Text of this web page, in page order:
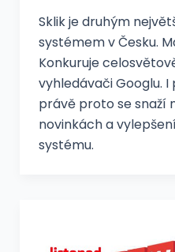
Sklik je druhým
systémem v Česku.
Konkuruje
vyhledávači Googlu.
právě proto se snaží
novinkách a
systému.